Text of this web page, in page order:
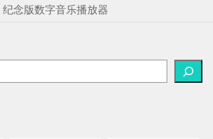
纪念版数字音乐播放器